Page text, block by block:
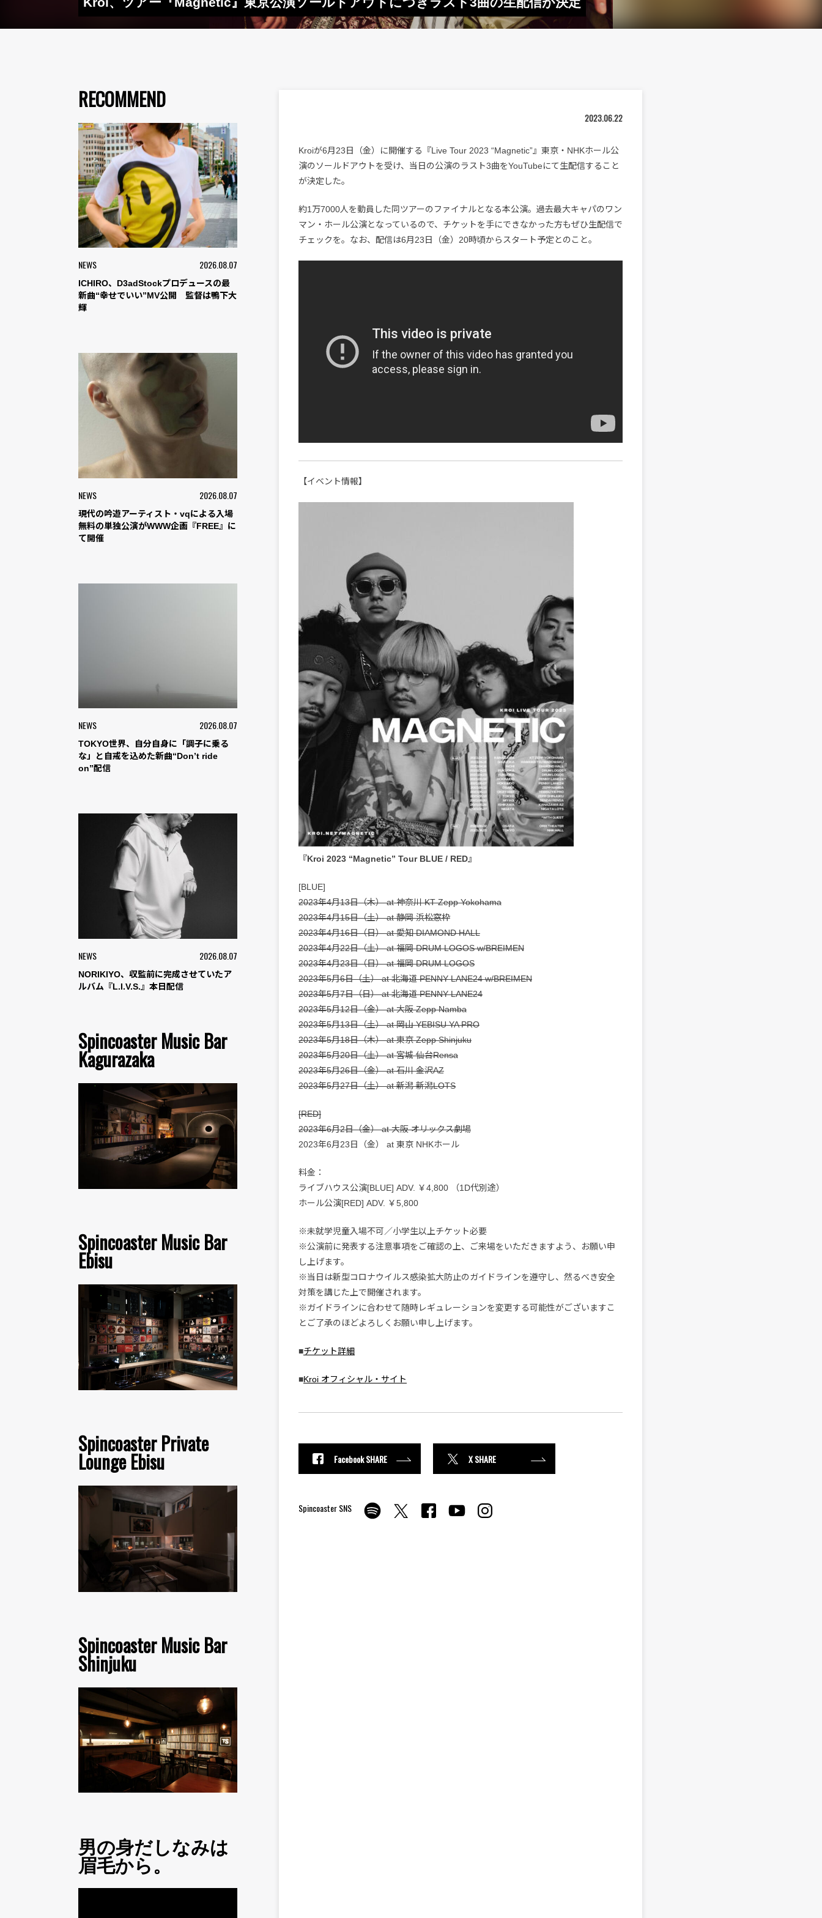
RECOMMEND
NEWS 2026.08.07
ICHIRO、D3adStockプロデュースの最
新曲“幸せでいい”MV公開 監督は鴨下大
輝
NEWS 2026.08.07
現代の吟遊アーティスト・vqによる入場
無料の単独公演がWWW企画『FREE』に
て開催
NEWS 2026.08.07
TOKYO世界、自分自身に「調子に乗る
な」と自戒を込めた新曲“Don’t ride
on”配信
NEWS 2026.08.07
NORIKIYO、収監前に完成させていたア
ルバム『L.I.V.S.』本日配信
Spincoaster Music Bar
Kagurazaka
Spincoaster Music Bar
Ebisu
Spincoaster Private
Lounge Ebisu
Spincoaster Music Bar
Shinjuku
男の身だしなみは
眉毛から。
2023.06.22
Kroiが6月23日（金）に開催する『Live Tour 2023 “Magnetic”』東京・NHKホール公
演のソールドアウトを受け、当日の公演のラスト3曲をYouTubeにて生配信すること
が決定した。
約1万7000人を動員した同ツアーのファイナルとなる本公演。過去最大キャパのワン
マン・ホール公演となっているので、チケットを手にできなかった方もぜひ生配信で
チェックを。なお、配信は6月23日（金）20時頃からスタート予定とのこと。
【イベント情報】
『Kroi 2023 “Magnetic” Tour BLUE / RED』
[BLUE]
2023年4月13日（木） at 神奈川 KT Zepp Yokohama
2023年4月15日（土） at 静岡 浜松窓枠
2023年4月16日（日） at 愛知 DIAMOND HALL
2023年4月22日（土） at 福岡 DRUM LOGOS w/BREIMEN
2023年4月23日（日） at 福岡 DRUM LOGOS
2023年5月6日（土） at 北海道 PENNY LANE24 w/BREIMEN
2023年5月7日（日） at 北海道 PENNY LANE24
2023年5月12日（金） at 大阪 Zepp Namba
2023年5月13日（土） at 岡山 YEBISU YA PRO
2023年5月18日（木） at 東京 Zepp Shinjuku
2023年5月20日（土） at 宮城 仙台Rensa
2023年5月26日（金） at 石川 金沢AZ
2023年5月27日（土） at 新潟 新潟LOTS
[RED]
2023年6月2日（金） at 大阪 オリックス劇場
2023年6月23日（金） at 東京 NHKホール
料金：
ライブハウス公演[BLUE] ADV. ￥4,800 （1D代別途）
ホール公演[RED] ADV. ￥5,800
※未就学児童入場不可／小学生以上チケット必要
※公演前に発表する注意事項をご確認の上、ご来場をいただきますよう、お願い申
し上げます。
※当日は新型コロナウイルス感染拡大防止のガイドラインを遵守し、然るべき安全
対策を講じた上で開催されます。
※ガイドラインに合わせて随時レギュレーションを変更する可能性がございますこ
とご了承のほどよろしくお願い申し上げます。
■チケット詳細
■Kroi オフィシャル・サイト
Facebook SHARE X SHARE
Spincoaster SNS